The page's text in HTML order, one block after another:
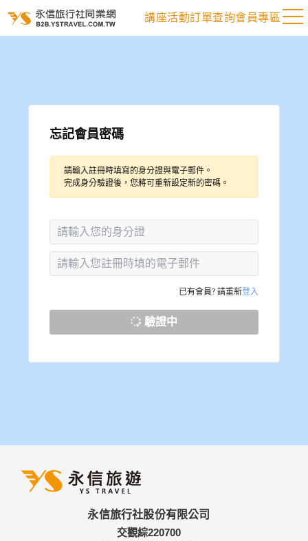
講座活動訂單查詢會員專區
忘記會員密碼
請輸入註冊時填寫的身分證與電子郵件。
完成身分驗證後，您將可重新設定新的密碼。
已有會員? 請重新登入
驗證中
永信旅行社股份有限公司
交觀綜220700